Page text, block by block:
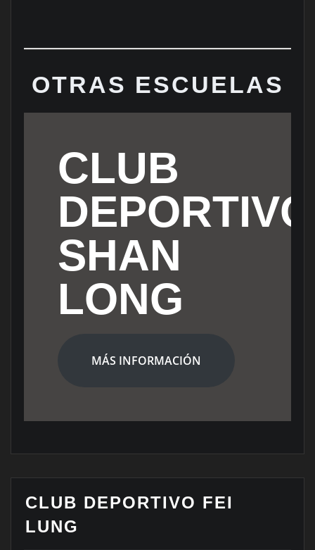
OTRAS ESCUELAS
CLUB
DEPORTIVO
SHAN
LONG
MÁS INFORMACIÓN
CLUB DEPORTIVO FEI
LUNG